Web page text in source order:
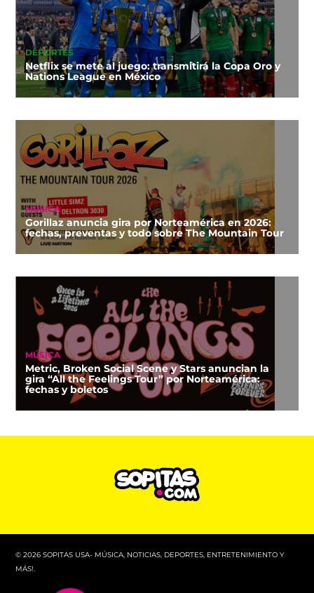
DEPORTES
Netflix se mete al juego: transmitirá la Copa Oro y
Nations League en México
MÚSICA
Gorillaz anuncia gira por Norteamérica en 2026:
fechas, preventas y todo sobre The Mountain Tour
MÚSICA
Metric, Broken Social Scene y Stars anuncian la
gira “All the Feelings Tour” por Norteamérica:
fechas y boletos
© 2026 SOPITAS USA- MÚSICA, NOTICIAS, DEPORTES, ENTRETENIMIENTO Y
MÁS!.